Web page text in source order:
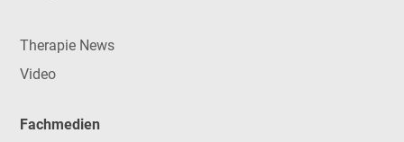
Therapie News
Video
Fachmedien